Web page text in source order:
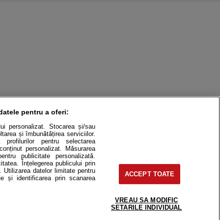
Cât costă?
pentru a oferi:
personalizat. Stocarea și/sau
și îmbunătățirea serviciilor.
profilurilor pentru selectarea
personalizat. Măsurarea
publicitate personalizată.
Înțelegerea publicului prin
datelor limitate pentru
și identificarea prin scanarea
ACCEPT TOATE
VREAU SA MODIFIC
SETARILE INDIVIDUAL